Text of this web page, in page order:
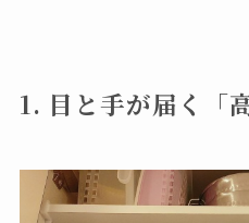
1. 目と手が届く「高